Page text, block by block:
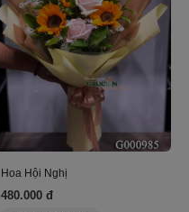
Hoa Hội Nghị
480.000 đ